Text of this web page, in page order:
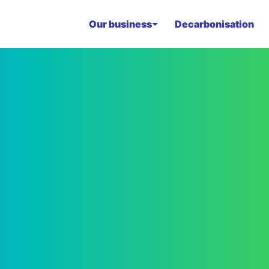
Our business Decarbonisation